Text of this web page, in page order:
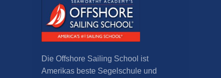
Die Offshore Sailing School ist
Amerikas beste Segelschule und